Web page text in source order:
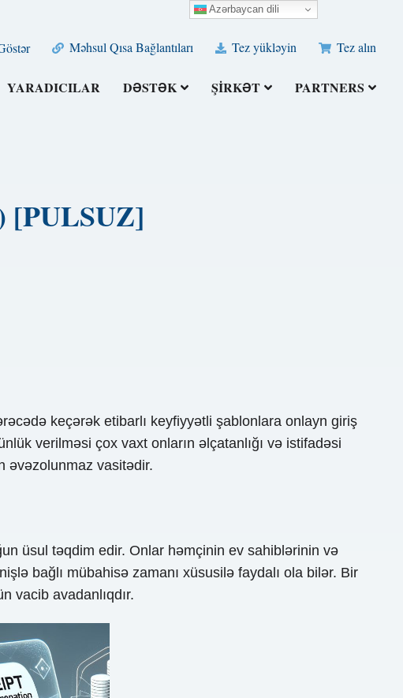
Məhsul Qısa Bağlantıları Tez yükləyin Tez alın
YARADICILAR DƏSTƏK ŞIRKƏT PARTNERS
[PULSUZ]
keçərək etibarlı keyfiyyətli şablonlara onlayn giriş
verilməsi çox vaxt onların əlçatanlığı və istifadəsi
əvəzolunmaz vasitədir.
üsul təqdim edir. Onlar həmçinin ev sahiblərinin və
bağlı mübahisə zamanı xüsusilə faydalı ola bilər. Bir
vacib avadanlıqdır.
Azərbaycan dili